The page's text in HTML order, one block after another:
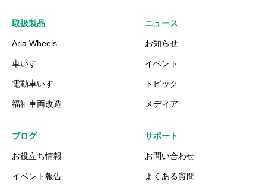
取扱製品
Aria Wheels
車いす
電動車いす
福祉車両改造
ニュース
お知らせ
イベント
トピック
メディア
ブログ
お役立ち情報
イベント報告
サポート
お問い合わせ
よくある質問